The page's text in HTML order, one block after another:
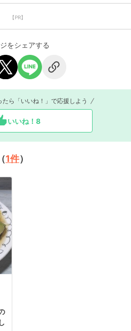
【PR】
をシェアする
ら「いいね！」で応援しよう
いいね！ 8
1件）